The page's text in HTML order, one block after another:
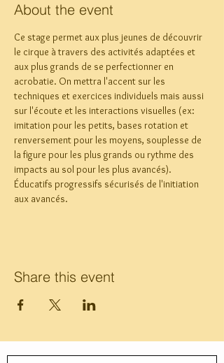
About the event
Ce stage permet aux plus jeunes de découvrir
le cirque à travers des activités adaptées et
aux plus grands de se perfectionner en
acrobatie. On mettra l'accent sur les
techniques et exercices individuels mais aussi
sur l'écoute et les interactions visuelles (ex:
imitation pour les petits, bases rotation et
renversement pour les moyens, souplesse de
la figure pour les plus grands ou rythme des
impacts au sol pour les plus avancés).
Éducatifs progressifs sécurisés de l'initiation
aux avancés.
Share this event